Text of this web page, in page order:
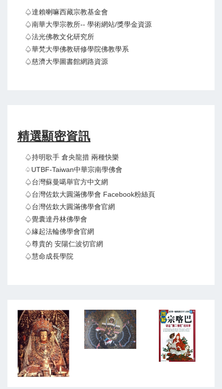
♤達賴喇嘛西藏宗教基金會
♤南華大學宗教所-- 學術網站/獎學金資源
♤法光佛教文化研究所
♤華梵大學佛教研修學院佛教學系
♤慈濟大學圖書館網路資源
精選顯密資訊
♤持明歌手 倉央龍措 兩種快樂
♤UTBF-Taiwan中華宗南學佛會
♤台灣蘇曼噶舉官方中文網
♤台灣佐欽大圓滿佛學會 Facebook粉絲頁
♤台灣佐欽大圓滿佛學會官網
♤覺囊達丹林佛學會
♤緣起法輪佛學會官網
♤尊貴的 安陽仁波切官網
♤慧命成長學院